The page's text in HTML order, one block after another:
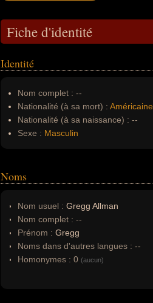
Fiche d'identité
Identité
Nom complet : --
Nationalité (à sa mort) : Américaine
Nationalité (à sa naissance) : --
Sexe : Masculin
Noms
Nom usuel : Gregg Allman
Nom complet : --
Prénom : Gregg
Noms dans d'autres langues : --
Homonymes : 0 (aucun)